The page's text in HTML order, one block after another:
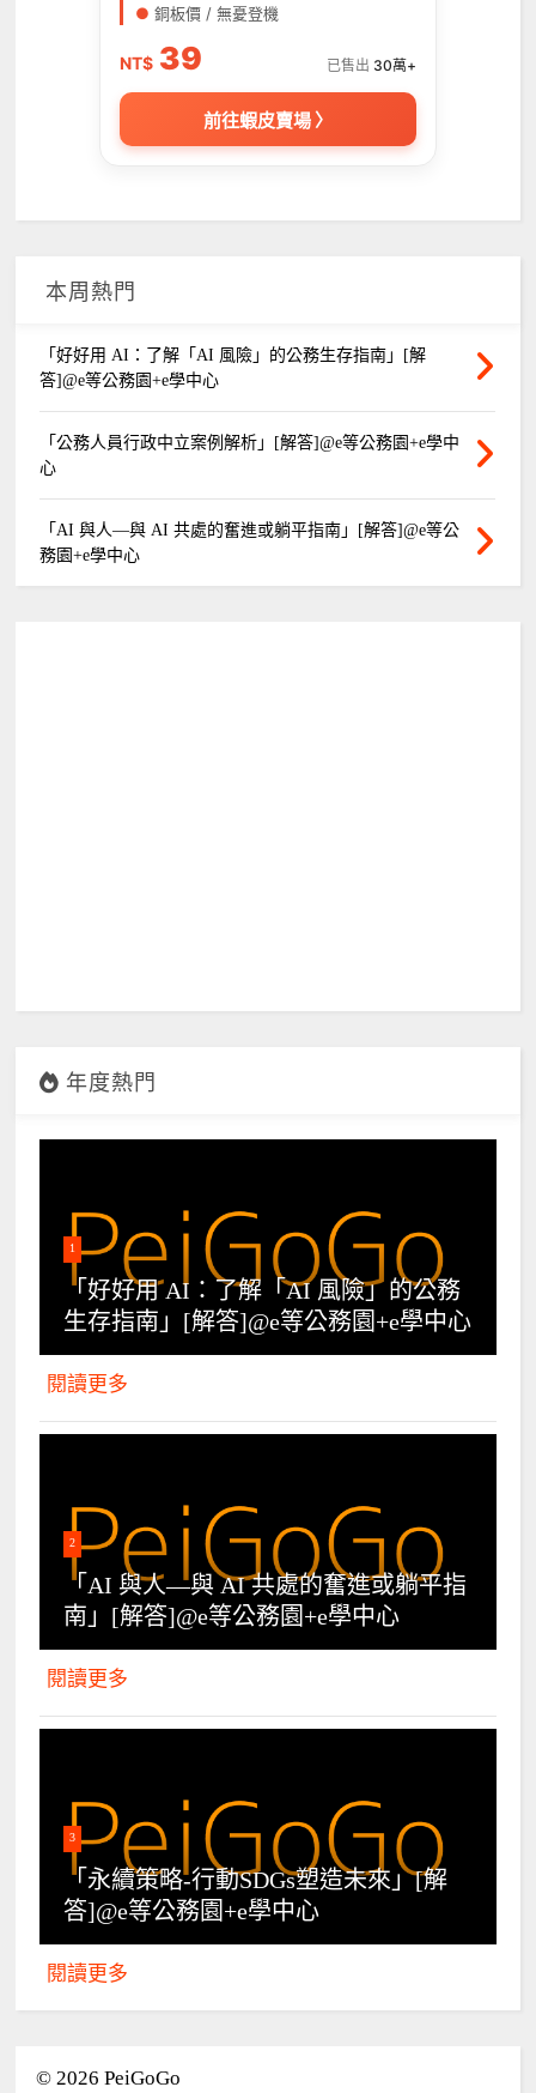
● 銅板價 / 無憂登機
NT$ 39 已售出 30萬+
前往蝦皮賣場 〉
本周熱門
「好好用 AI：了解「AI 風險」的公務生存指南」[解
答]@e等公務園+e學中心
「公務人員行政中立案例解析」[解答]@e等公務園+e學中
心
「AI 與人—與 AI 共處的奮進或躺平指南」[解答]@e等公
務園+e學中心
年度熱門
1
「好好用 AI：了解「AI 風險」的公務
生存指南」[解答]@e等公務園+e學中心
閱讀更多
2
「AI 與人—與 AI 共處的奮進或躺平指
南」[解答]@e等公務園+e學中心
閱讀更多
3
「永續策略-行動SDGs塑造未來」[解
答]@e等公務園+e學中心
閱讀更多
©2026 PeiGoGo